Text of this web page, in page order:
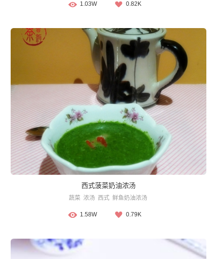
1.03W 0.82K
西式菠菜奶油浓汤
蔬菜 浓汤 西式 鲜鱼奶油浓汤
1.58W 0.79K